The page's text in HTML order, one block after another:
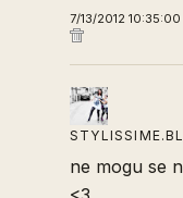
7/13/2012 10:35:00
ne mogu se